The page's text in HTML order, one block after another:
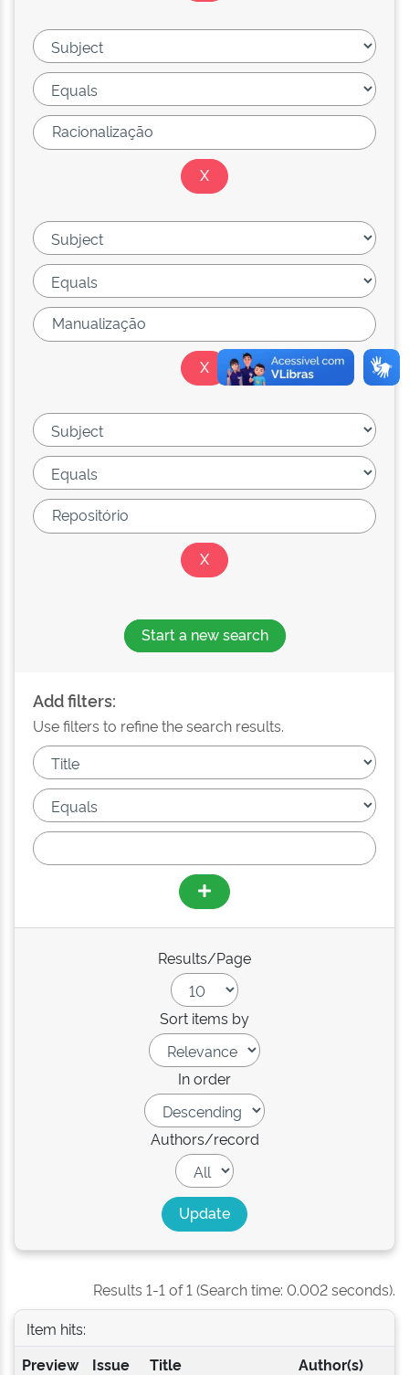
Start a new search
Add filters:
Use filters to refine the search results.
Results/Page
Sort items by
In order
Authors/record
Results 1-1 of 1 (Search time: 0.002 seconds).
Item hits:
Preview
Issue
Title Author(s)